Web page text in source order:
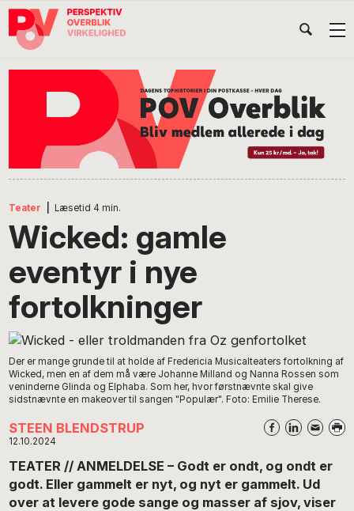
Gå
direkte
Skip
indhold
Gå
direkte
Teater Læsetid 4 min.
Wicked: gamle
eventyr i nye
fortolkninger
Der er mange grunde til at holde af Fredericia Musicalteaters fortolkning af
Wicked, men en af dem må være Johanne Milland og Nanna Rossen som
veninderne Glinda og Elphaba. Som her, hvor førstnævnte skal give
sidstnævnte en makeover til sangen "Populær". Foto: Emilie Therese.
STEEN BLENDSTRUP
12.10.2024
TEATER // ANMELDELSE – Godt er ondt, og ondt er
godt. Eller gammelt er nyt, og nyt er gammelt. Ud
over at levere gode sange og masser af sjov, viser